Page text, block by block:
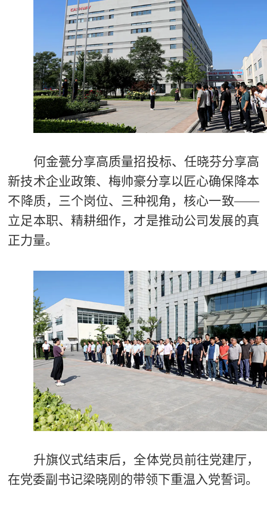
何金甍分享高质量招投标、任晓芬分享高
新技术企业政策、梅帅豪分享以匠心确保降本
不降质，三个岗位、三种视角，核心一致——
立足本职、精耕细作，才是推动公司发展的真
正力量。
升旗仪式结束后，全体党员前往党建厅，
在党委副书记梁晓刚的带领下重温入党誓词。